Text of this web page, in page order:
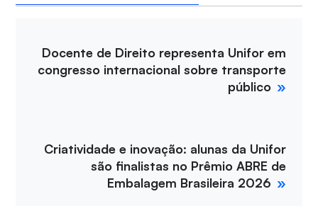
Docente de Direito representa Unifor em
congresso internacional sobre transporte
público
Criatividade e inovação: alunas da Unifor
são finalistas no Prêmio ABRE de
Embalagem Brasileira 2026